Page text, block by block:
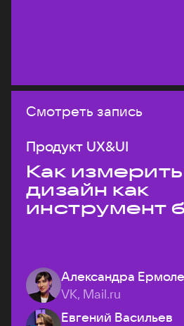
Смотреть запись
Продукт UX&UI
Как
дизайн как
инструмент
Александра
VK, Mail.ru
Евгений Васильев